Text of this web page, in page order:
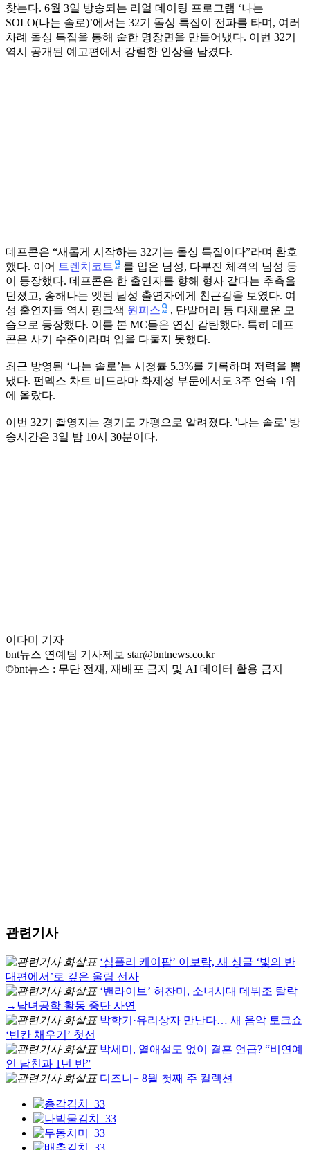
찾는다. 6월 3일 방송되는 리얼 데이팅 프로그램 ‘나는
SOLO(나는 솔로)’에서는 32기 돌싱 특집이 전파를 타며, 여러
차례 돌싱 특집을 통해 숱한 명장면을 만들어냈다. 이번 32기
역시 공개된 예고편에서 강렬한 인상을 남겼다.
데프콘은 “새롭게 시작하는 32기는 돌싱 특집이다”라며 환호
했다. 이어 트렌치코트
를 입은 남성, 다부진 체격의 남성 등
이 등장했다. 데프콘은 한 출연자를 향해 형사 같다는 추측을
던졌고, 송해나는 앳된 남성 출연자에게 친근감을 보였다. 여
성 출연자들 역시 핑크색 원피스
, 단발머리 등 다채로운 모
습으로 등장했다. 이를 본 MC들은 연신 감탄했다. 특히 데프
콘은 사기 수준이라며 입을 다물지 못했다.
최근 방영된 ‘나는 솔로’는 시청률 5.3%를 기록하며 저력을 뽐
냈다. 펀덱스 차트 비드라마 화제성 부문에서도 3주 연속 1위
에 올랐다.
이번 32기 촬영지는 경기도 가평으로 알려졌다. '나는 솔로' 방
송시간은 3일 밤 10시 30분이다.
이다미 기자
bnt뉴스 연예팀 기사제보 star@bntnews.co.kr
©bnt뉴스 : 무단 전재, 재배포 금지 및 AI 데이터 활용 금지
관련기사
‘심플리 케이팝’ 이보람, 새 싱글 ‘빛의 반
대편에서’로 깊은 울림 선사
‘밴라이브’ 허찬미, 소녀시대 데뷔조 탈락
→남녀공학 활동 중단 사연
박학기·유리상자 만난다… 새 음악 토크쇼
‘빈칸 채우기’ 첫선
박세미, 열애설도 없이 결혼 언급? “비연예
인 남친과 1년 반”
디즈니+ 8월 첫째 주 컬렉션